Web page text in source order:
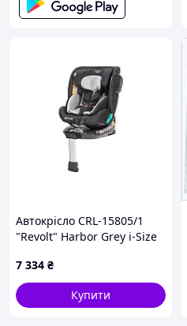
Автокрісло CRL-15805/1
"Revolt" Harbor Grey i-Size
опорна стійка CARRELLO
7 334 ₴
Купити